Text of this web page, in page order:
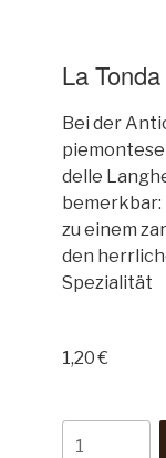
La
Bei der
delle
bemerkbar:
zu einem
den
Spezialität
1,20€